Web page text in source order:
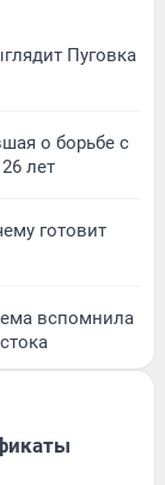
Пуговка
о борьбе с
лет
готовит
вспомнила